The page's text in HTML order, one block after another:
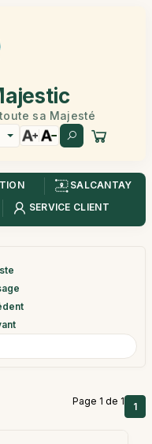
sa Majesté
SALCANTAY
SERVICE CLIENT
Page 1 de 1 1